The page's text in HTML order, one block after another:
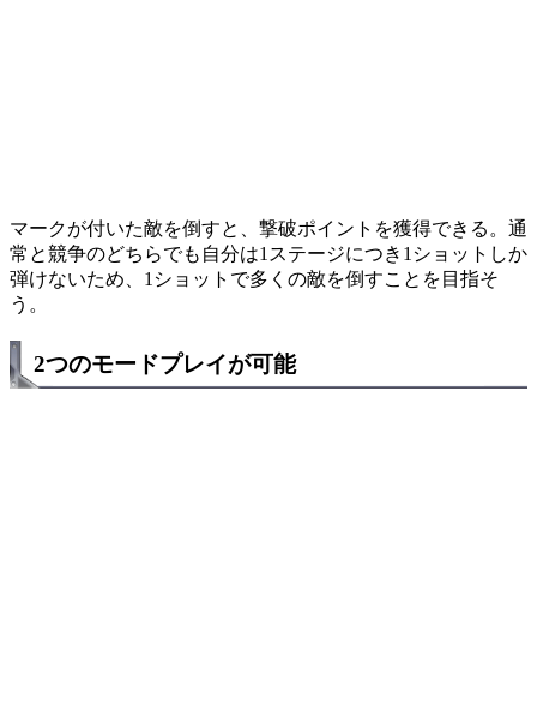
マークが付いた敵を倒すと、撃破ポイントを獲得できる。通
常と競争のどちらでも自分は1ステージにつき1ショットしか
弾けないため、1ショットで多くの敵を倒すことを目指そ
う。
2つのモードプレイが可能